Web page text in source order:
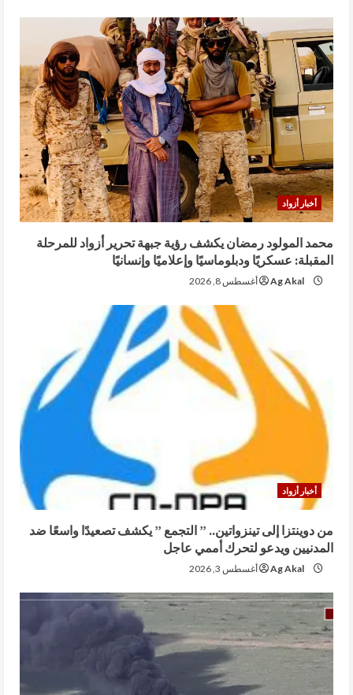
أخبار أزواد
محمد المولود رمضان يكشف رؤية جبهة تحرير أزواد للمرحلة
المقبلة: عسكريًا ودبلوماسيًا وإعلاميًا وإنسانيًا
Ag Akal أغسطس 8, 2026
أخبار أزواد
من دوينتزا إلى تينزواتين.. ” التجمع ” يكشف تصعيدًا واسعًا ضد
المدنيين ويدعو لتحرك أممي عاجل
Ag Akal أغسطس 3, 2026